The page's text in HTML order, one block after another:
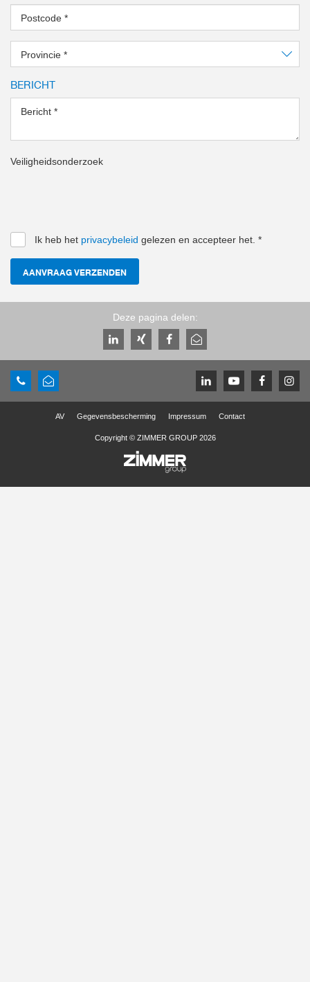
Postcode *
Provincie *
BERICHT
Bericht *
Veiligheidsonderzoek
Ik heb het privacybeleid gelezen en accepteer het. *
AANVRAAG VERZENDEN
Deze pagina delen:
AV Gegevensbescherming Impressum Contact
Copyright © ZIMMER GROUP 2026